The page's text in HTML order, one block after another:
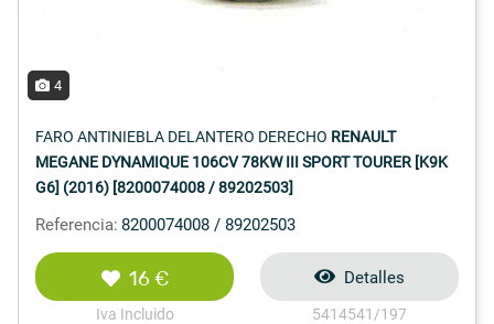
4
FARO ANTINIEBLA DELANTERO DERECHO RENAULT
MEGANE DYNAMIQUE 106CV 78KW III SPORT TOURER [K9K
G6] (2016) [8200074008 / 89202503]
Referencia: 8200074008 / 89202503
16 €
Iva Incluido
Detalles
5414541/197